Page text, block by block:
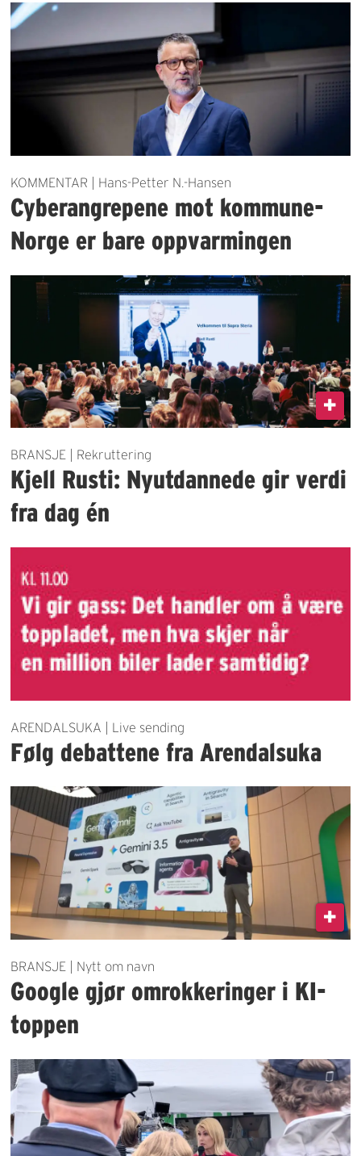
KOMMENTAR | Hans-Petter N.-Hansen
Cyberangrepene mot kommune-
Norge er bare oppvarmingen
BRANSJE | Rekruttering
Kjell Rusti: Nyutdannede gir verdi
fra dag én
ARENDALSUKA | Live sending
Følg debattene fra Arendalsuka
BRANSJE | Nytt om navn
Google gjør omrokkeringer i KI-
toppen